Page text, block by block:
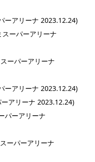
ーアリーナ 2023.12.24)
ーパーアリーナ
ーパーアリーナ
ーアリーナ 2023.12.24)
アリーナ 2023.12.24)
パーアリーナ
ーパーアリーナ